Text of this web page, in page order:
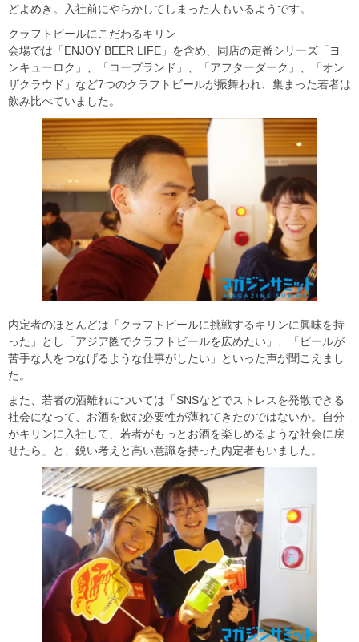
どよめき。入社前にやらかしてしまった人もいるようです。
クラフトビールにこだわるキリン
会場では「ENJOY BEER LIFE」を含め、同店の定番シリーズ「ヨ
ンキューロク」、「コープランド」、「アフターダーク」、「オン
ザクラウド」など7つのクラフトビールが振舞われ、集まった若者は
飲み比べていました。
内定者のほとんどは「クラフトビールに挑戦するキリンに興味を持
った」とし「アジア圏でクラフトビールを広めたい」、「ビールが
苦手な人をつなげるような仕事がしたい」といった声が聞こえまし
た。
また、若者の酒離れについては「SNSなどでストレスを発散できる
社会になって、お酒を飲む必要性が薄れてきたのではないか。自分
がキリンに入社して、若者がもっとお酒を楽しめるような社会に戻
せたら」と、鋭い考えと高い意識を持った内定者もいました。